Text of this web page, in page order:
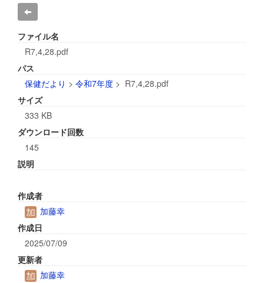
ファイル名
R7,4,28.pdf
パス
保健だより > 令和7年度 > R7,4,28.pdf
サイズ
333 KB
ダウンロード回数
145
説明
作成者
加藤幸
作成日
2025/07/09
更新者
加藤幸